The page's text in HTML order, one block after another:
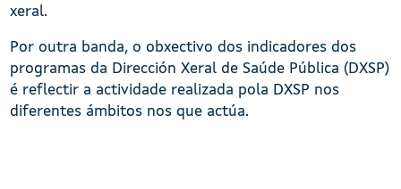
xeral.
Por outra banda, o obxectivo dos indicadores dos
programas da Dirección Xeral de Saúde Pública (DXSP)
é reflectir a actividade realizada pola DXSP nos
diferentes ámbitos nos que actúa.